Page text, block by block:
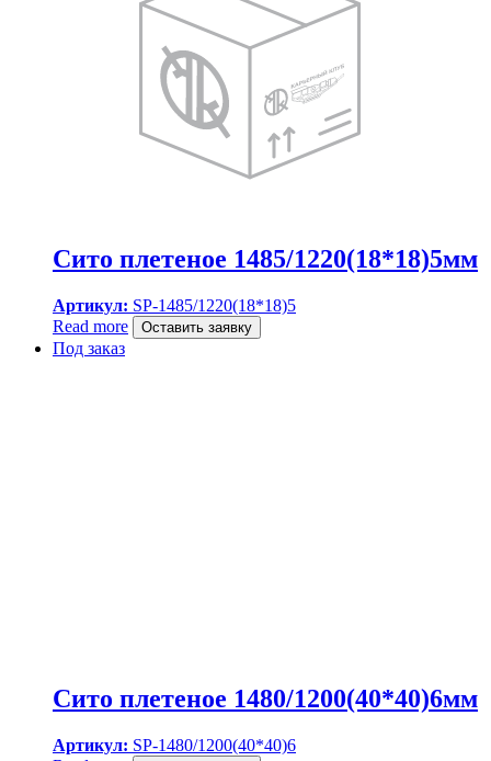
Сито плетеное 1485/1220(18*18)5мм
Артикул: SP-1485/1220(18*18)5
Read more
Оставить заявку
Под заказ
Сито плетеное 1480/1200(40*40)6мм
Артикул: SP-1480/1200(40*40)6